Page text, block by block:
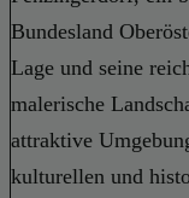
Bundesland
Lage und seine
malerische
attraktive
kulturellen und